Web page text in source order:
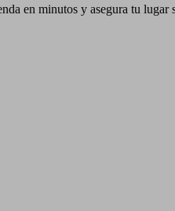
en minutos y asegura tu lugar